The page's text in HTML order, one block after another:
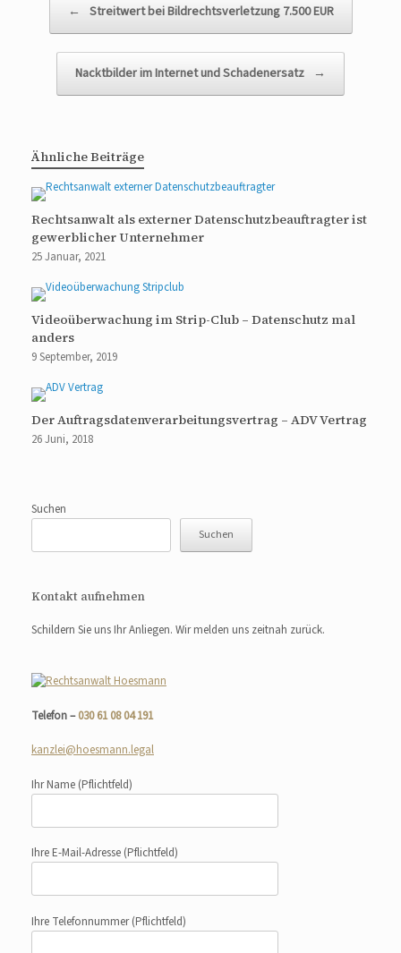
← Streitwert bei Bildrechtsverletzung 7.500 EUR
Nacktbilder im Internet und Schadenersatz →
Ähnliche Beiträge
Rechtsanwalt als externer Datenschutzbeauftragter ist
gewerblicher Unternehmer
25 Januar, 2021
Videoüberwachung im Strip-Club – Datenschutz mal
anders
9 September, 2019
Der Auftragsdatenverarbeitungsvertrag – ADV Vertrag
26 Juni, 2018
Suchen
Suchen
Kontakt aufnehmen
Schildern Sie uns Ihr Anliegen. Wir melden uns zeitnah zurück.
Telefon –030 61 08 04 191
kanzlei@hoesmann.legal
Ihr Name (Pflichtfeld)
Ihre E-Mail-Adresse (Pflichtfeld)
Ihre Telefonnummer(Pflichtfeld)